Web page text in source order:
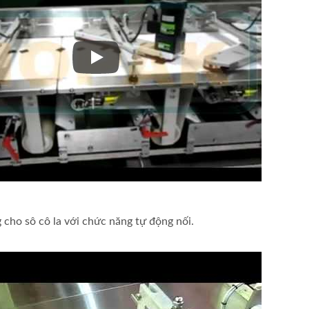
Bao bì tự động cho sô cô la. Loại máy: 450-4V.
cho sô cô la với chức năng tự động nối.